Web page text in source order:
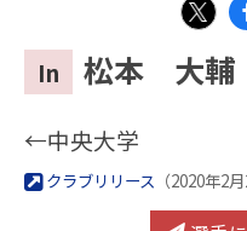
Fac
In 松本 大輔
←中央大学
クラブリリース （2020年2月